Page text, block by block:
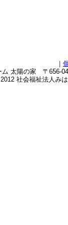
｜
ム 太陽の家 〒656-
社会福祉法人み